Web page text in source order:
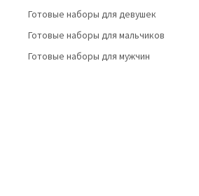
Готовые наборы для девушек
Готовые наборы для мальчиков
Готовые наборы для мужчин